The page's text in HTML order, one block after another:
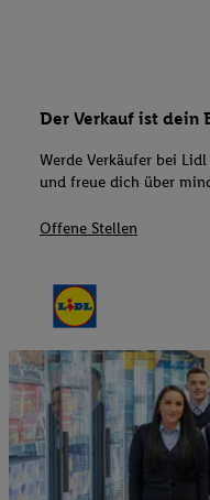
Der Verkauf ist dein
Werde Verkäufer bei
und freue dich über
Offene Stellen